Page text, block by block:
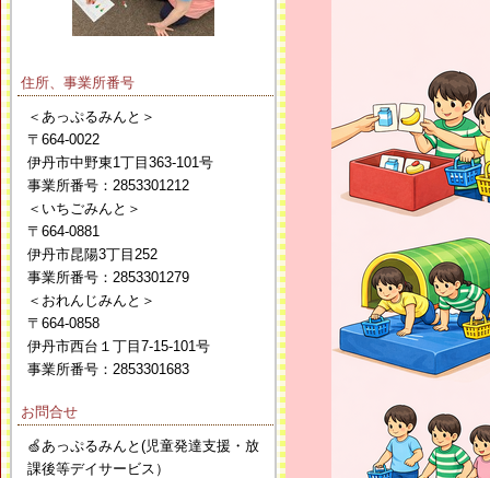
住所、事業所番号
＜あっぷるみんと＞
〒664-0022
伊丹市中野東1丁目363-101号
事業所番号：2853301212
＜いちごみんと＞
〒664-0881
伊丹市昆陽3丁目252
事業所番号：2853301279
＜おれんじみんと＞
〒664-0858
伊丹市西台１丁目7-15-101号
事業所番号：2853301683
お問合せ
🍏あっぷるみんと(児童発達支援・放
課後等デイサービス）